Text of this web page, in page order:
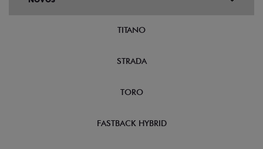
TITANO
STRADA
TORO
FASTBACK HYBRID